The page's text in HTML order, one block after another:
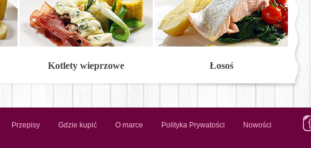
Kotlety wieprzowe Łosoś
Przepisy Gdzie kupić O marce Polityka Prywatości Nowości